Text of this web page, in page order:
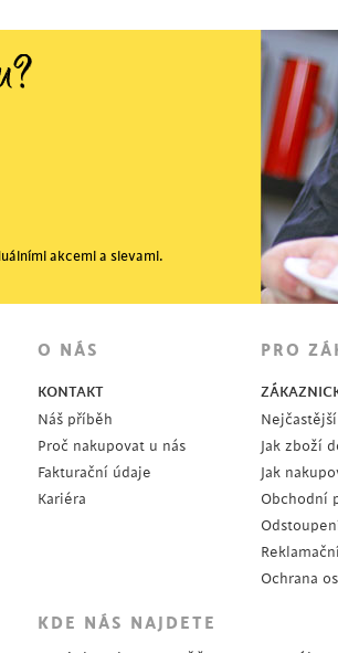
akcemi a slevami.
O NÁS
KONTAKT
Náš příběh
Proč nakupovat u nás
Fakturační údaje
Kariéra
PRO
Jak zboží
Jak
Obchodní
Ochrana
KDE NÁS NAJDETE